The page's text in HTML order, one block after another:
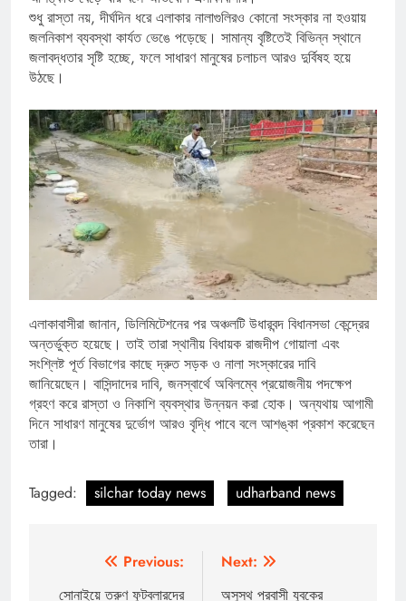
শুধু রাস্তা নয়, দীর্ঘদিন ধরে এলাকার নালাগুলিরও কোনো সংস্কার না হওয়ায়
জলনিকাশ ব্যবস্থা কার্যত ভেঙে পড়েছে। সামান্য বৃষ্টিতেই বিভিন্ন স্থানে
জলাবদ্ধতার সৃষ্টি হচ্ছে, ফলে সাধারণ মানুষের চলাচল আরও দুর্বিষহ হয়ে
উঠছে।
এলাকাবাসীরা জানান, ডিলিমিটেশনের পর অঞ্চলটি উধারবন্দ বিধানসভা কেন্দ্রের
অন্তর্ভুক্ত হয়েছে। তাই তারা স্থানীয় বিধায়ক রাজদীপ গোয়ালা এবং
সংশ্লিষ্ট পূর্ত বিভাগের কাছে দ্রুত সড়ক ও নালা সংস্কারের দাবি
জানিয়েছেন। বাসিন্দাদের দাবি, জনস্বার্থে অবিলম্বে প্রয়োজনীয় পদক্ষেপ
গ্রহণ করে রাস্তা ও নিকাশি ব্যবস্থার উন্নয়ন করা হোক। অন্যথায় আগামী
দিনে সাধারণ মানুষের দুর্ভোগ আরও বৃদ্ধি পাবে বলে আশঙ্কা প্রকাশ করেছেন
তারা।
Tagged: silchar today news udharband news
Previous:
সোনাইয়ে তরুণ ফুটবলারদের
Next:
অসুস্থ প্রবাসী যুবকের